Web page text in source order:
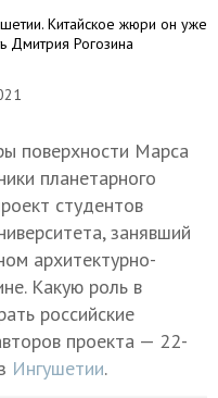
Китайское жюри он уже
Дмитрия Рогозина
поверхности Марса
планетарного
студентов
занявший
архитектурно-
Какую роль в
российские
проекта — 22-
Ингушетии.